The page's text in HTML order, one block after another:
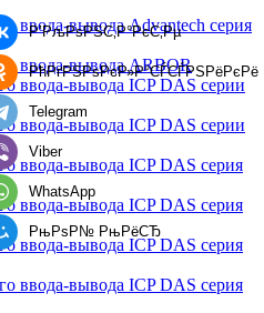
ввода-вывода Advantech серия
ввода-вывода ARBOR
ввода-вывода ICP DAS серии
ввода-вывода ICP DAS серии
ввода-вывода ICP DAS серия
ввода-вывода ICP DAS серия
ввода-вывода ICP DAS серия
ввода-вывода ICP DAS серия
Р’РљРѕРЅС‚Р°РєС‚Рµ
РћРґРЅРѕРєР»Р°СЃСЃРЅРёРєРё
Telegram
Viber
WhatsApp
РњРѕР№ РњРёСЂ